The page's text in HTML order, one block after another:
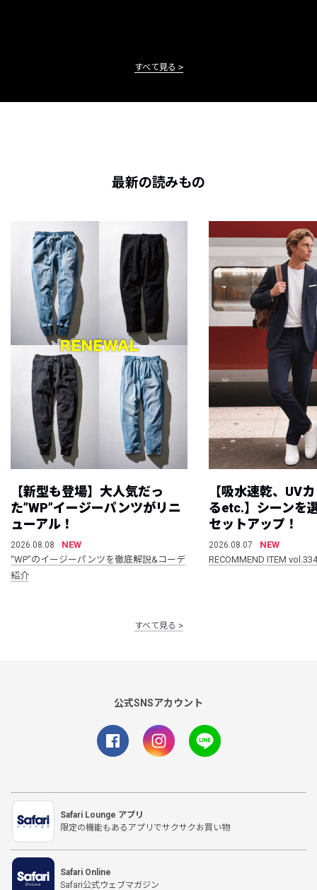
すべて見る
最新の読みもの
【新型も登場】大人気だっ
た”WP”イージーパンツがリニ
ューアル！
2026.08.08
NEW
“WP”のイージーパンツを徹底解説&コーデ
紹介
【吸水速乾、UV
るetc.】シーンを
セットアップ！
2026.08.07
NEW
RECOMMEND ITEM vol.334
すべて見る
公式SNSアカウント
Safari Lounge アプリ
限定の機能もあるアプリでサクサクお買い物
Safari Online
Safari公式ウェブマガジン